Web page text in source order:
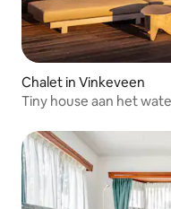
Chalet in Vinkeveen
Tiny house aan het